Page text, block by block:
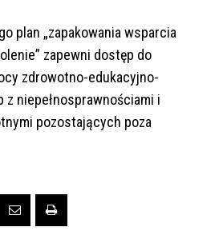
plan „zapakowania wsparcia
zapewni dostęp do
zdrowotno-edukacyjno-
z niepełnosprawnościami i
pozostających poza